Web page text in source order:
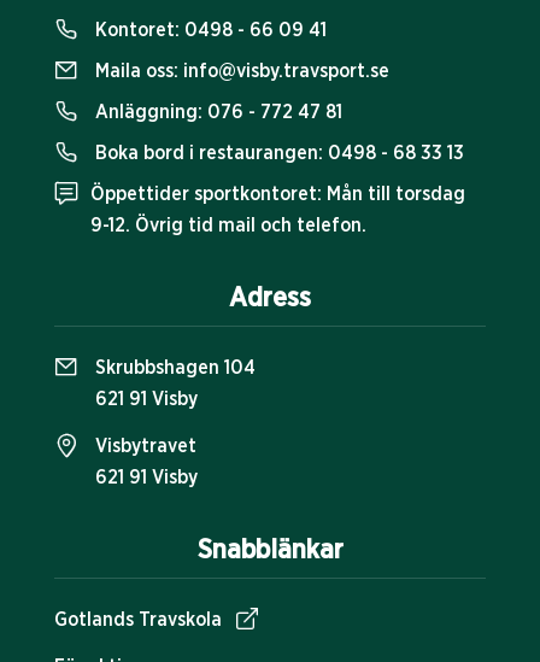
Snabblänkar
Gotlands Travskola
Kontoret: 0498 - 66 09 41
Maila oss: info@visby.travsport.se
Anläggning: 076 - 772 47 81
Boka bord i restaurangen: 0498 - 68 33 13
Öppettider sportkontoret: Mån till torsdag
9-12. Övrig tid mail och telefon.
Adress
Skrubbshagen 104
621 91 Visby
Visbytravet
621 91 Visby